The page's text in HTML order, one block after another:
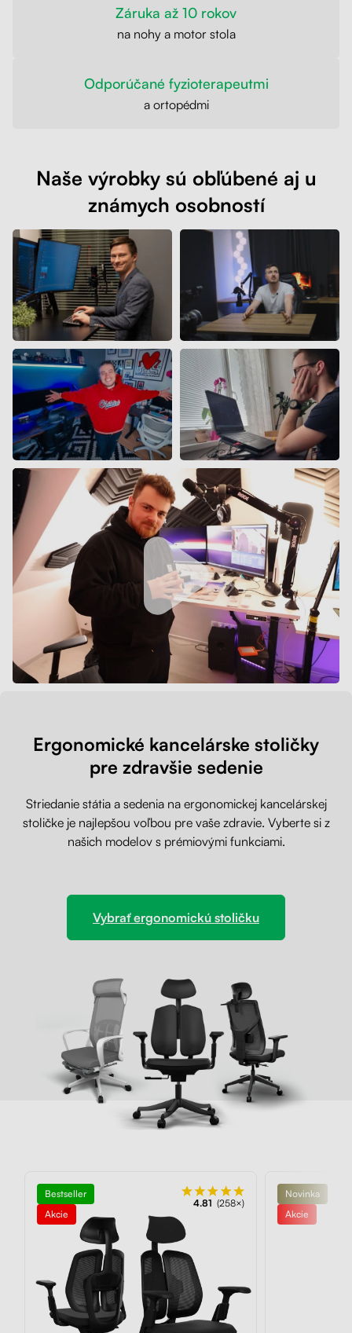
Záruka až 10 rokov
na nohy a motor stola
Odporúčané fyzioterapeutmi
a ortopédmi
Naše výrobky sú obľúbené aj u
známych osobností
Ergonomické kancelárske stoličky
pre zdravšie sedenie
Striedanie státia a sedenia na ergonomickej kancelárskej
stoličke je najlepšou voľbou pre vaše zdravie. Vyberte si z
našich modelov s prémiovými funkciami.
Vybrať ergonomickú stoličku
Bestseller
Akcie
4.81 (258×)
Novinka
Akcie